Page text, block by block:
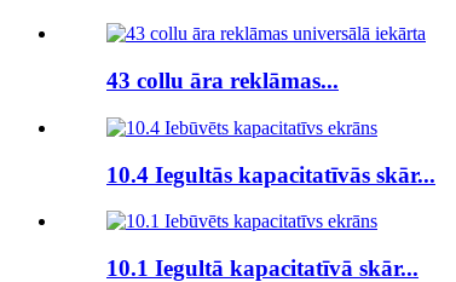
43 collu āra reklāmas...
10.4 Iegultās kapacitatīvās skār...
10.1 Iegultā kapacitatīvā skār...